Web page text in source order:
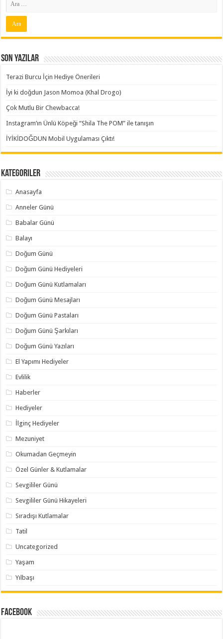
Son Yazılar
Terazi Burcu İçin Hediye Önerileri
İyi ki doğdun Jason Momoa (Khal Drogo)
Çok Mutlu Bir Chewbacca!
Instagram’ın Ünlü Köpeği “Shila The POM” ile tanışın
İYİKİDOĞDUN Mobil Uygulaması Çıktı!
Kategoriler
Anasayfa
Anneler Günü
Babalar Günü
Balayı
Doğum Günü
Doğum Günü Hediyeleri
Doğum Günü Kutlamaları
Doğum Günü Mesajları
Doğum Günü Pastaları
Doğum Günü Şarkıları
Doğum Günü Yazıları
El Yapımı Hediyeler
Evlilik
Haberler
Hediyeler
İlginç Hediyeler
Mezuniyet
Okumadan Geçmeyin
Özel Günler & Kutlamalar
Sevgililer Günü
Sevgililer Günü Hikayeleri
Sıradışı Kutlamalar
Tatil
Uncategorized
Yaşam
Yılbaşı
Facebook